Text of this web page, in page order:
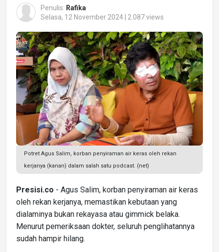
Penulis: Rafika
Selasa, 12 November 2024 | 2.087 views
Potret Agus Salim, korban penyiraman air keras oleh rekan
kerjanya (kanan) dalam salah satu podcast. (net)
Presisi.co - Agus Salim, korban penyiraman air keras
oleh rekan kerjanya, memastikan kebutaan yang
dialaminya bukan rekayasa atau gimmick belaka.
Menurut pemeriksaan dokter, seluruh penglihatannya
sudah hampir hilang.